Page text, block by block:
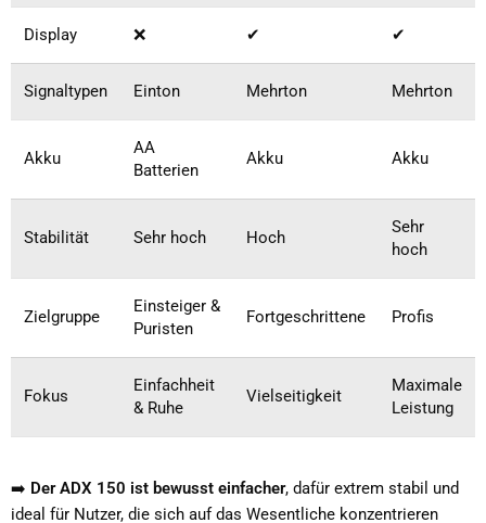
Display ❌ ✔ ✔
Signaltypen Einton Mehrton Mehrton
Akku
AA
Batterien
Akku Akku
Stabilität Sehr hoch Hoch
Sehr
hoch
Zielgruppe
Einsteiger &
Puristen
Fortgeschrittene Profis
Fokus
Einfachheit
& Ruhe
Vielseitigkeit
Maximale
Leistung
➡️ Der ADX 150 ist bewusst einfacher, dafür extrem stabil und
ideal für Nutzer, die sich auf das Wesentliche konzentrieren